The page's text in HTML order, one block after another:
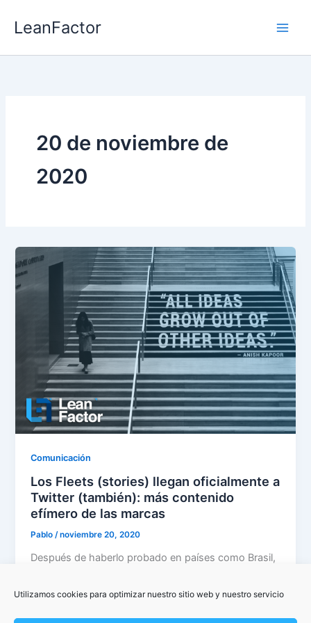
Utilizamos cookies para optimizar nuestro sitio web y nuestro servicio
LeanFactor
20 de noviembre de
2020
Comunicación
Los Fleets (stories) llegan oficialmente a
Twitter (también): más contenido
efímero de las marcas
Pablo/noviembre 20, 2020
Después de haberlo probado en países como Brasil,
extienden […]